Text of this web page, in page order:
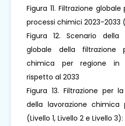
Figura 11. Filtrazione
processi chimici 2023-2033
Figura 12. Scenario
globale della filtrazione
chimica per regione in
rispetto al 2033
Figura 13. Filtrazione per
della lavorazione
(Livello 1, Livello 2 e Livello